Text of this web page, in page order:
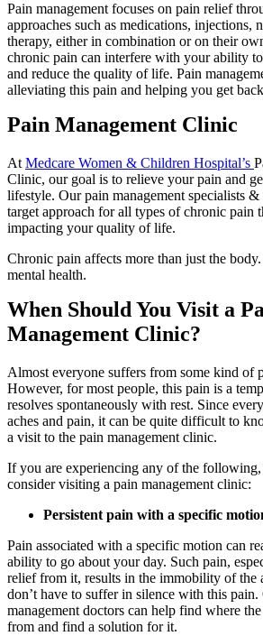
Pain management focuses on pain relief
approaches such as medications, injections,
therapy, either in combination or on their
chronic pain can interfere with your ability
and reduce the quality of life. Pain
alleviating this pain and helping you get
Pain Management Clinic
At Medcare Women & Children Hospital’s
Clinic, our goal is to relieve your pain and
lifestyle. Our pain management specialists
target approach for all types of chronic pain
impacting your quality of life.
Chronic pain affects more than just the
mental health.
When Should You Visit a
Management Clinic?
Almost everyone suffers from some kind of
However, for most people, this pain is a
resolves spontaneously with rest. Since
aches and pain, it can be quite difficult to
a visit to the pain management clinic.
If you are experiencing any of the
consider visiting a pain management clinic:
Persistent pain with a specific
Pain associated with a specific motion can
ability to go about your day. Such pain,
relief from it, results in the immobility of the
don’t have to suffer in silence with this pain.
management doctors can help find where
from and find a solution for it.